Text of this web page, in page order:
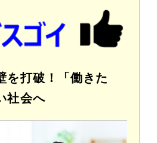
を打破！「働きた
社会へ